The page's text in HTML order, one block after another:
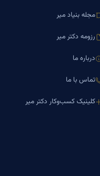
مجله بنیاد میر
رزومه دکتر میر
درباره ما
تماس با ما
کلینیک کسب‌وکار دکتر میر